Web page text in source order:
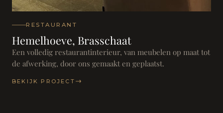
RESTAURANT
Hemelhoeve, Brasschaat
Een volledig restaurantinterieur, van meubelen op maat tot
de afwerking, door ons gemaakt en geplaatst.
BEKIJK PROJECT